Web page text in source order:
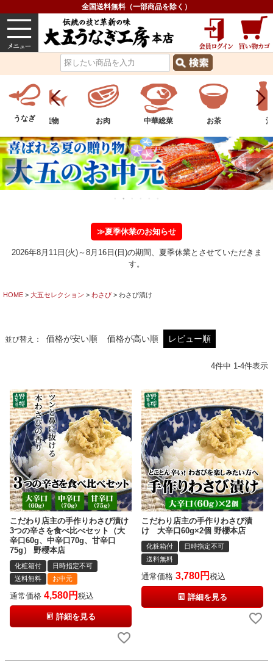
全国送料無料（一部商品を除く）
うなぎ 内祝い グルメ
うなぎ 水産物 お肉 中華総菜 お茶 酒
≫夏季休業のお知らせ
2026年8月11日(火)～8月16日(日)の期間、夏季休業とさせていただきま
す。
HOME 大五セレクション わさび わさび漬け
並び替え 価格が安い順 価格が高い順 レビュー順
4件中 1-4件表示
こだわり店主の手作りわさび漬け
3つの辛さを食べ比べセット（大
辛口60g、中辛口70g、甘辛口
75g） 野櫻本店
化粧箱付
日時指定不可
送料無料
お中元
通常価格 4,580 税込
詳細を見る
こだわり店主の手作りわさび漬
け 大辛口60g×2個 野櫻本店
化粧箱付
日時指定不可
送料無料
通常価格 3,780 税込
詳細を見る